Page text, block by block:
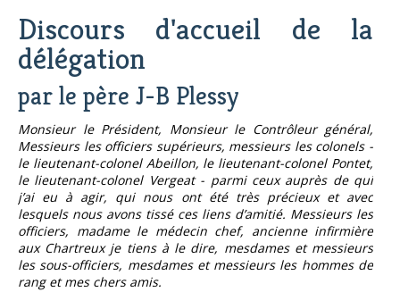
Discours d'accueil de la
délégation
par le père J-B Plessy
Monsieur le Président, Monsieur le Contrôleur général,
Messieurs les officiers supérieurs, messieurs les colonels -
le lieutenant-colonel Abeillon, le lieutenant-colonel Pontet,
le lieutenant-colonel Vergeat - parmi ceux auprès de qui
j’ai eu à agir, qui nous ont été très précieux et avec
lesquels nous avons tissé ces liens d’amitié. Messieurs les
officiers, madame le médecin chef, ancienne infirmière
aux Chartreux je tiens à le dire, mesdames et messieurs
les sous-officiers, mesdames et messieurs les hommes de
rang et mes chers amis.